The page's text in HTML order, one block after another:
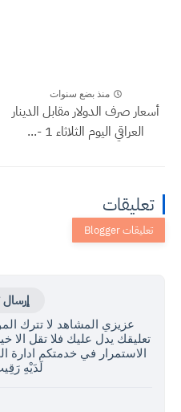
منذ بضع سنوات
أسعار صرف الدولار مقابل الدينار
العراقي اليوم الثلاثاء 1 -...
تعليقات
عزيزي المشاهد لا تترك
تعليقك يدل عليك فلا تقل الا
الاستمرار في خدمتكم ادارة
لَدَيْهِ